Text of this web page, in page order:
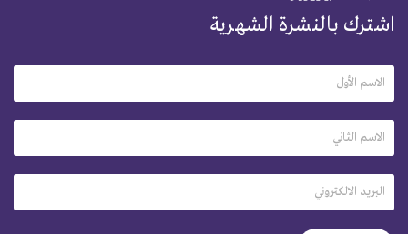
اشترك بالنشرة الشهرية